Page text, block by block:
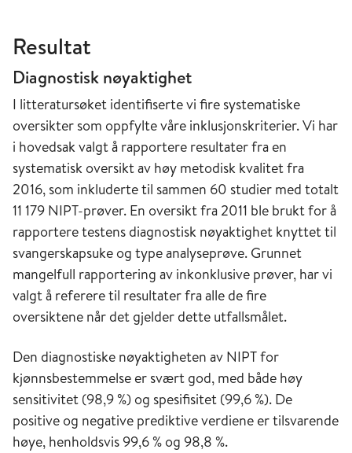
Resultat
Diagnostisk nøyaktighet
I litteratursøket identifiserte vi fire systematiske
oversikter som oppfylte våre inklusjonskriterier. Vi har
i hovedsak valgt å rapportere resultater fra en
systematisk oversikt av høy metodisk kvalitet fra
2016, som inkluderte til sammen 60 studier med totalt
11 179 NIPT-prøver. En oversikt fra 2011 ble brukt for å
rapportere testens diagnostisk nøyaktighet knyttet til
svangerskapsuke og type analyseprøve. Grunnet
mangelfull rapportering av inkonklusive prøver, har vi
valgt å referere til resultater fra alle de fire
oversiktene når det gjelder dette utfallsmålet.
Den diagnostiske nøyaktigheten av NIPT for
kjønnsbestemmelse er svært god, med både høy
sensitivitet (98,9 %) og spesifisitet (99,6 %). De
positive og negative prediktive verdiene er tilsvarende
høye, henholdsvis 99,6 % og 98,8 %.